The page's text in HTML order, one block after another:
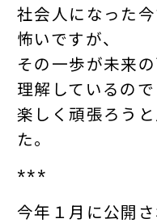
社会人になった
怖いですが、
その一歩が未来
理解しているので
楽しく頑張ろう
た。
***
今年１月に公開